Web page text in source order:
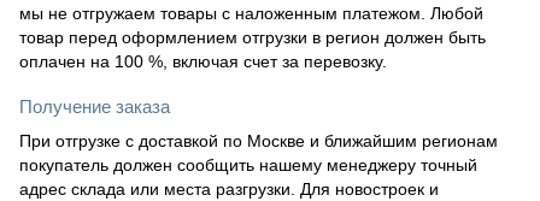
мы не отгружаем товары с наложенным платежом. Любой
товар перед оформлением отгрузки в регион должен быть
оплачен на 100 %, включая счет за перевозку.
Получение заказа
При отгрузке с доставкой по Москве и ближайшим регионам
покупатель должен сообщить нашему менеджеру точный
адрес склада или места разгрузки. Для новостроек и